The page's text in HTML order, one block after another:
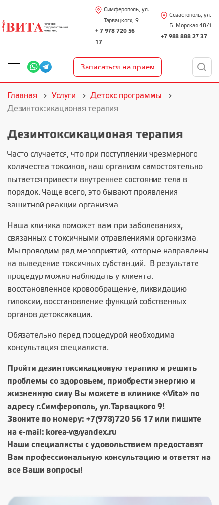
Симферополь, ул.
Тарвацкого, 9
+ 7 978 720 56
17
Севастополь, ул.
Б. Морская 48/1
+7 988 888 27 37
Записаться на прием
Главная Услуги
Детокс программы
Дезинтоксикационая терапия
Дезинтоксикационая терапия
Часто случается, что при поступлении чрезмерного
количества токсинов, наш организм самостоятельно
пытается привести внутреннее состояние тела в
порядок. Чаще всего, это бывают проявления
защитной реакции организма.
Наша клиника поможет вам при заболеваниях,
связанных с токсичными отравлениями организма.
Мы проводим ряд мероприятий, которые направлены
на выведение токсичных субстанций. В результате
процедур можно наблюдать у клиента:
восстановленное кровообращение, ликвидацию
гипоксии, восстановление функций собственных
органов детоксикации.
Обязательно перед процедурой необходима
консультация специалиста.
Пройти дезинтоксикационую терапию и решить
проблемы со здоровьем, приобрести энергию и
жизненную силу Вы можете в клинике «Vita» по
адресу г.Симферополь, ул.Тарвацкого 9!
Звоните по номеру: +7(978)720 56 17 или пишите
на e-mail: korea-v@yandex.ru
Наши специалисты с удовольствием предоставят
Вам профессиональную консультацию и ответят на
все Ваши вопросы!